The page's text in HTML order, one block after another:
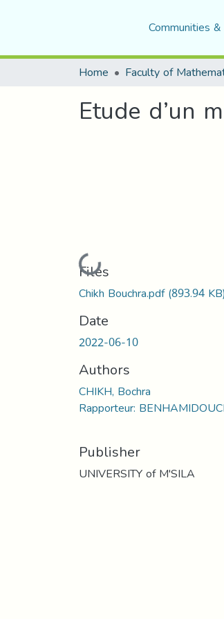
Communities
Home
Etude d’un
Loading...
Files
Chikh Bouchra.pdf(893.94 KB)
Date
2022-06-10
Authors
CHIKH, Bochra
Rapporteur:
Publisher
UNIVERSITY of M'SILA